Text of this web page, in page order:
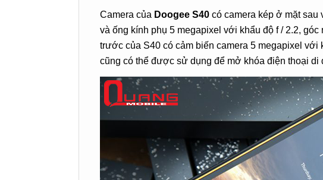
Camera của Doogee S40 có camera kép ở mặt sau
và ống kính phụ 5 megapixel với khẩu độ f / 2.2, góc
trước của S40 có cảm biến camera 5 megapixel với
cũng có thể được sử dụng để mở khóa điện thoại di